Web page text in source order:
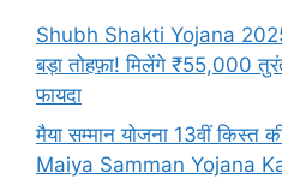
Shubh Shakti Yojana
बड़ा तोहफ़ा! मिलेंगे ₹55,000
फायदा
मैया सम्मान योजना 13वीं किस्त
Maiya Samman Yojana